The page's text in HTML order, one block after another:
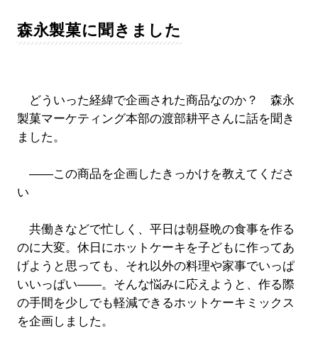
森永製菓に聞きました
どういった経緯で企画された商品なのか？ 森永
製菓マーケティング本部の渡部耕平さんに話を聞き
ました。
――この商品を企画したきっかけを教えてくださ
い
共働きなどで忙しく、平日は朝昼晩の食事を作る
のに大変。休日にホットケーキを子どもに作ってあ
げようと思っても、それ以外の料理や家事でいっぱ
いいっぱい――。そんな悩みに応えようと、作る際
の手間を少しでも軽減できるホットケーキミックス
を企画しました。